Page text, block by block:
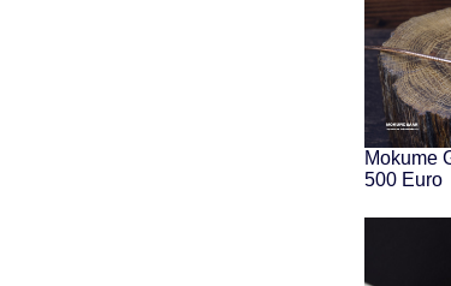
Mokume
500 Euro